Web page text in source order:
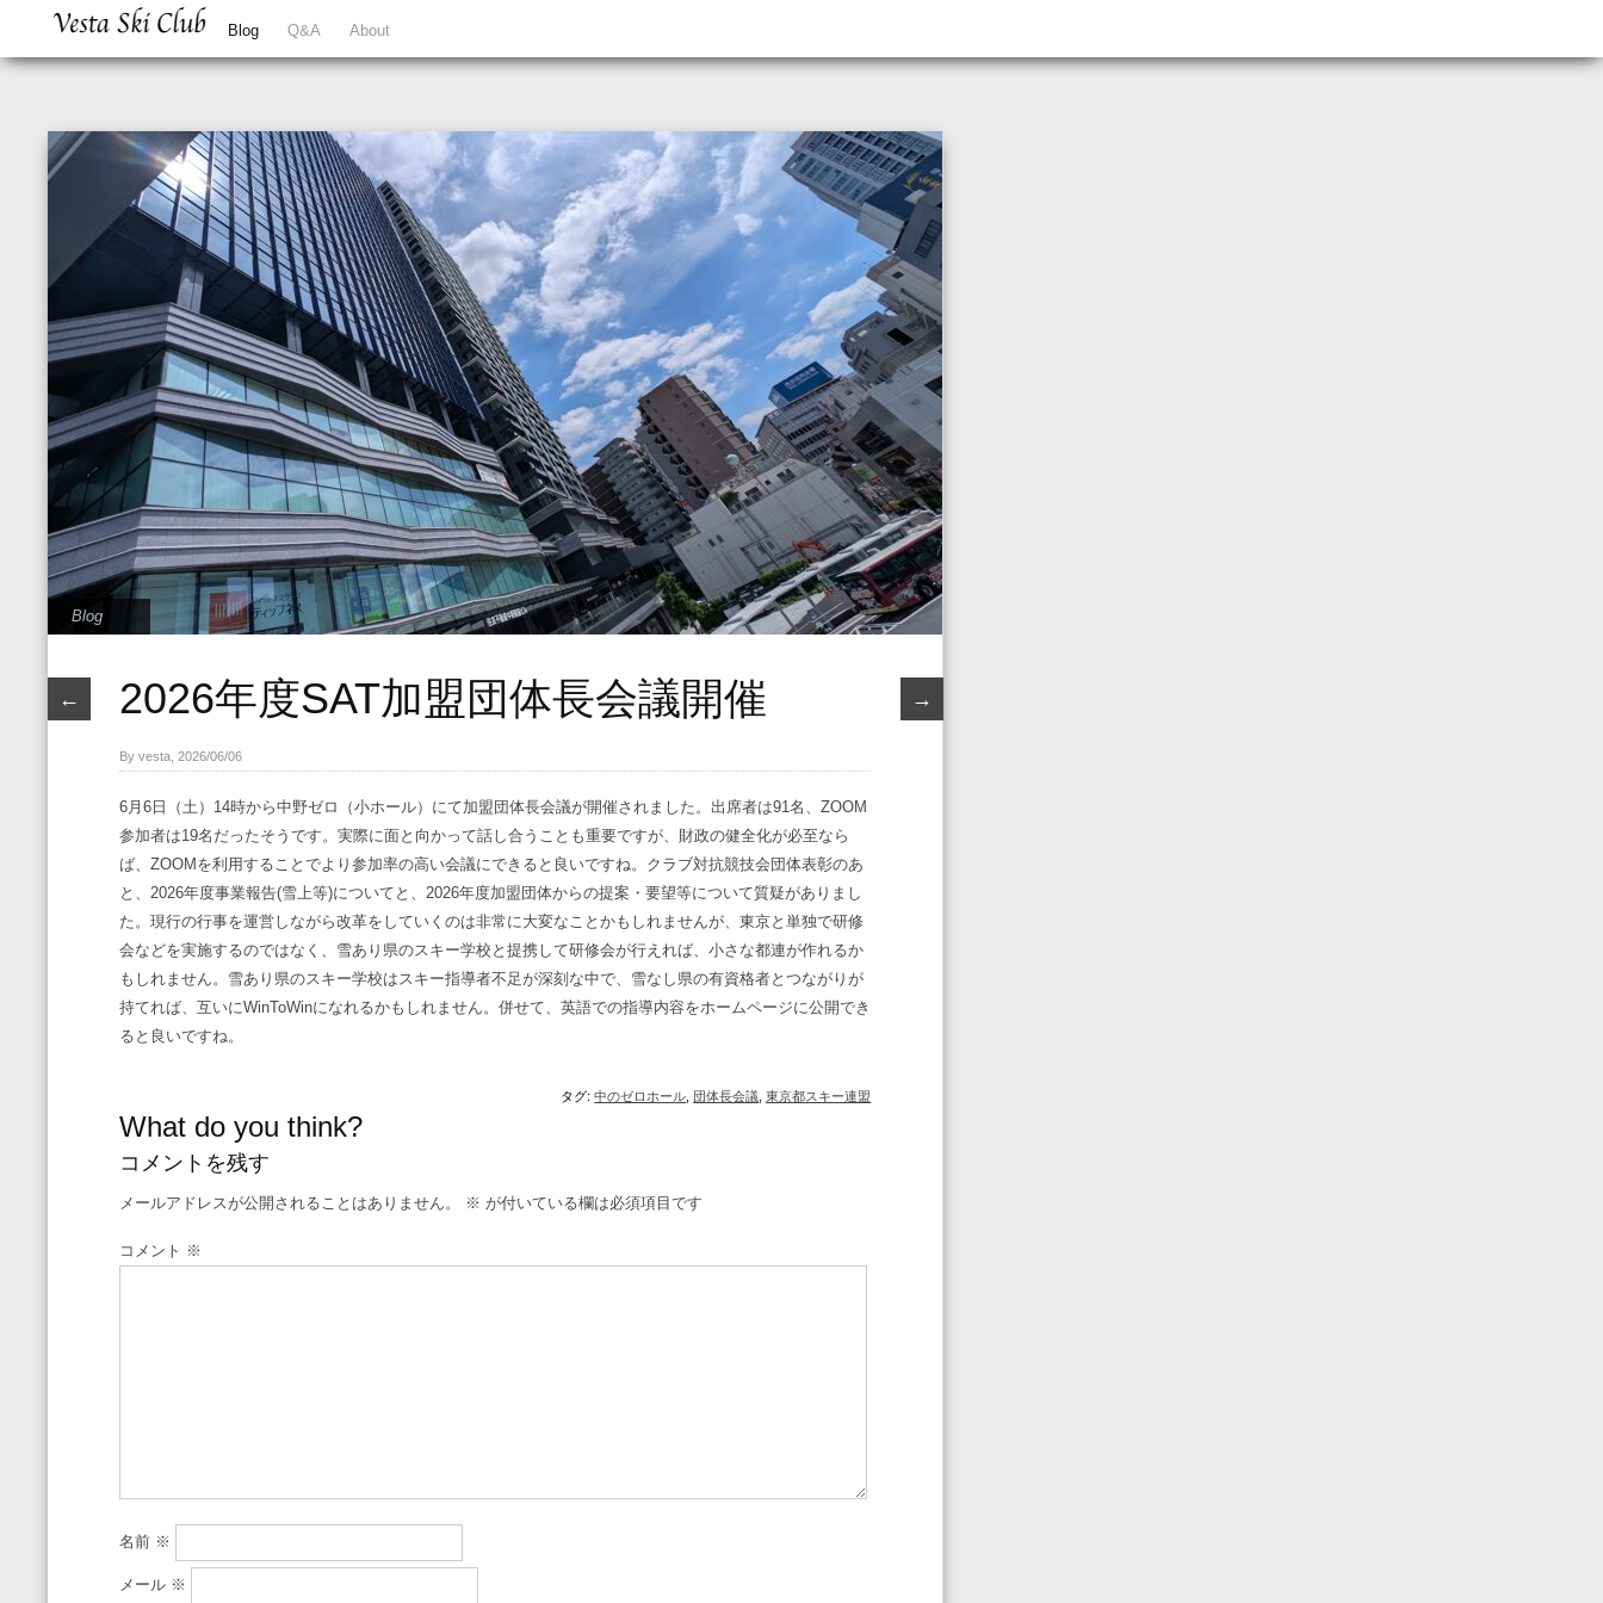
Blog Q&A About
Blog
← →
2026年度SAT加盟団体長会議開催
By vesta, 2026/06/06
6月6日（土）14時から中野ゼロ（小ホール）にて加盟団体長会議が開催されました。出席者は91名、ZOOM
参加者は19名だったそうです。実際に面と向かって話し合うことも重要ですが、財政の健全化が必至なら
ば、ZOOMを利用することでより参加率の高い会議にできると良いですね。クラブ対抗競技会団体表彰のあ
と、2026年度事業報告(雪上等)についてと、2026年度加盟団体からの提案・要望等について質疑がありまし
た。現行の行事を運営しながら改革をしていくのは非常に大変なことかもしれませんが、東京と単独で研修
会などを実施するのではなく、雪あり県のスキー学校と提携して研修会が行えれば、小さな都連が作れるか
もしれません。雪あり県のスキー学校はスキー指導者不足が深刻な中で、雪なし県の有資格者とつながりが
持てれば、互いにWinToWinになれるかもしれません。併せて、英語での指導内容をホームページに公開でき
ると良いですね。
タグ:中のゼロホール 団体長会議 ,東京都スキー連盟
What do you think?
コメントを残す
メールアドレスが公開されることはありません。 ※ が付いている欄は必須項目です
コメント ※
名前 ※
メール ※